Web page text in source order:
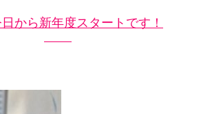
から新年度スタートです！